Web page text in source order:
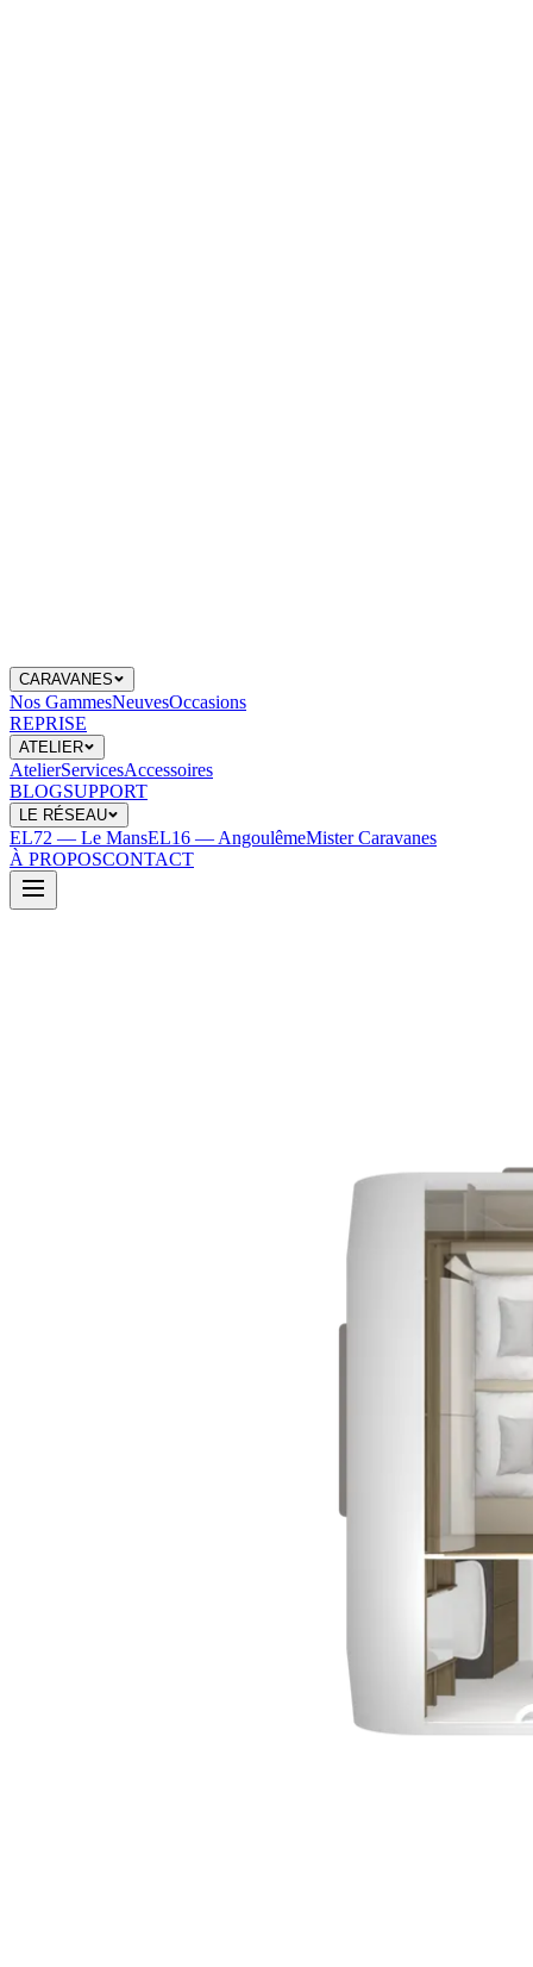
CARAVANES
Nos GammesNeuvesOccasions
REPRISE
ATELIER
AtelierServicesAccessoires
BLOGSUPPORT
LE RÉSEAU
EL72 — Le MansEL16 — AngoulêmeMister Caravanes
À PROPOSCONTACT